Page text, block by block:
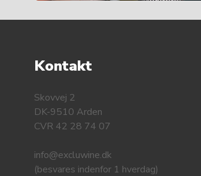
Kontakt
Skovvej 2
DK-9510 Arden
CVR 42 28 74 07
info@excluwine.dk
(besvares indenfor 1 hverdag)